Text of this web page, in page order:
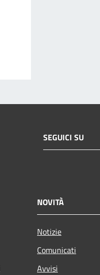
SEGUICI SU
NOVITÀ
Notizie
Comunicati
Avvisi